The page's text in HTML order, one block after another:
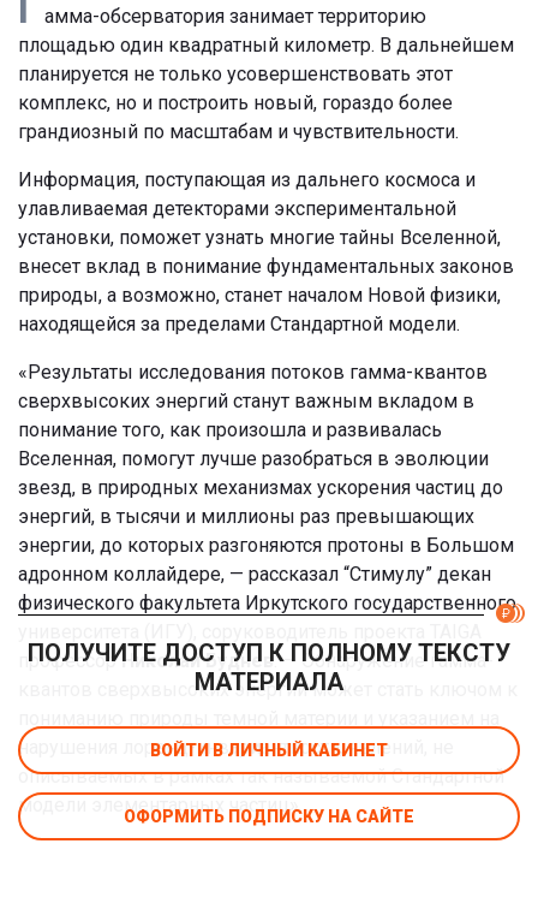
амма-обсерватория занимает территорию
площадью один квадратный километр. В дальнейшем
планируется не только усовершенствовать этот
комплекс, но и построить новый, гораздо более
грандиозный по масштабам и чувствительности.
Информация, поступающая из дальнего космоса и
улавливаемая детекторами экспериментальной
установки, поможет узнать многие тайны Вселенной,
внесет вклад в понимание фундаментальных законов
природы, а возможно, станет началом Новой физики,
находящейся за пределами Стандартной модели.
«Результаты исследования потоков гамма-квантов
сверхвысоких энергий станут важным вкладом в
понимание того, как произошла и развивалась
Вселенная, помогут лучше разобраться в эволюции
звезд, в природных механизмах ускорения частиц до
энергий, в тысячи и миллионы раз превышающих
энергии, до которых разгоняются протоны в Большом
адронном коллайдере, — рассказал “Стимулу” декан
физического факультета Иркутского государственного
профессорНиколай Буднев. — Обнаружение гамма-
квантов сверхвысоких энергий может стать ключом к
нарушения лоренц-инвариантности, явлений, не
описываемых в рамках так называемой Стандартной
модели элементарных частиц».
ПОЛУЧИТЕ ДОСТУП К ПОЛНОМУ ТЕКСТУ
МАТЕРИАЛА
ВОЙТИ В ЛИЧНЫЙ КАБИНЕТ
ОФОРМИТЬ ПОДПИСКУ НА САЙТЕ